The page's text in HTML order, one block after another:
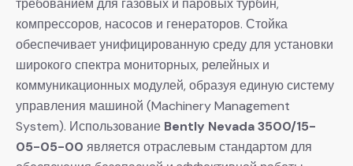
требованием для газовых и паровых турбин,
компрессоров, насосов и генераторов. Стойка
обеспечивает унифицированную среду для установки
широкого спектра мониторных, релейных и
коммуникационных модулей, образуя единую систему
управления машиной (Machinery Management
System). Использование Bently Nevada 3500/15-
05-05-00 ​ является отраслевым стандартом для